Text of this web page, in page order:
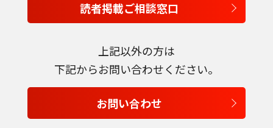
読者掲載ご相談窓口
上記以外の方は
下記からお問い合わせください。
お問い合わせ